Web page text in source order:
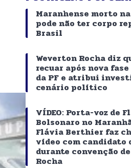
Maranhense morto
pode não ter corpo
Brasil
Weverton Rocha diz
recuar após nova
da PF e atribui
cenário político
VÍDEO: Porta-voz de
Bolsonaro no
Flávia Berthier faz
vídeo com candidato
durante convenção
Rocha